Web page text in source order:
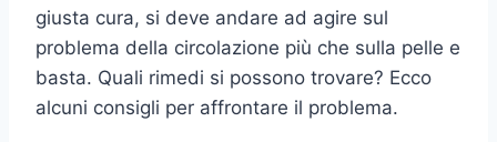
giusta cura, si deve andare ad agire sul
problema della circolazione più che sulla pelle e
basta. Quali rimedi si possono trovare? Ecco
alcuni consigli per affrontare il problema.